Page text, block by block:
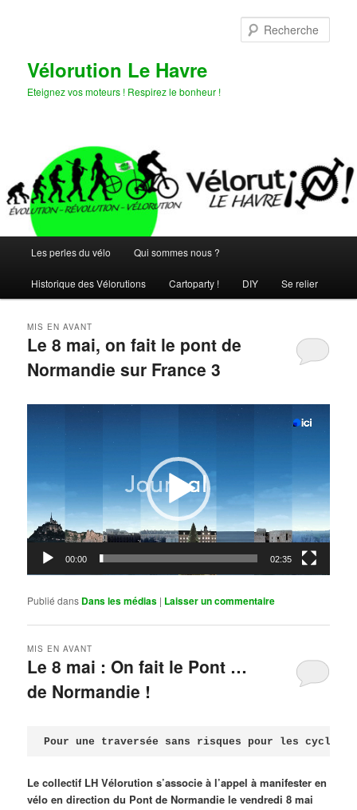
Vélorution Le Havre
Eteignez vos moteurs ! Respirez le bonheur !
principal
Les perles du vélo Qui sommes nous ?
Historique des Vélorutions Cartoparty ! DIY Se relier
Le 8 mai, on fait le pont de
Normandie sur France 3
MIS EN AVANT
00:00 02:35
Publié dans Dans les médias | Laisser un commentaire
Le 8 mai : On fait le Pont …
de Normandie !
MIS EN AVANT
Pour une traversée sans risques pour les
Le collectif LH Vélorution s’associe à l’appel à manifester en
vélo en direction du Pont de Normandie le vendredi 8 mai